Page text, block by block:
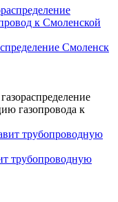
Смоленск
газопровода к
трубопроводную